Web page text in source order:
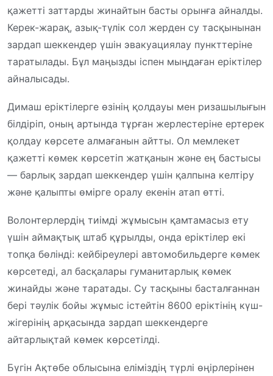
қажетті заттарды жинайтын басты орынға айналды.
Керек-жарақ, азық-түлік сол жерден су тасқынынан
зардап шеккендер үшін эвакуациялау пункттеріне
таратылады. Бұл маңызды іспен мыңдаған еріктілер
айналысады.
Димаш еріктілерге өзінің қолдауы мен ризашылығын
білдіріп, оның артында тұрған жерлестеріне ертерек
қолдау көрсете алмағанын айтты. Ол мемлекет
қажетті көмек көрсетіп жатқанын және ең бастысы
— барлық зардап шеккендер үшін қалпына келтіру
және қалыпты өмірге оралу екенін атап өтті.
Волонтерлердің тиімді жұмысын қамтамасыз ету
үшін аймақтық штаб құрылды, онда еріктілер екі
топқа бөлінді: кейбіреулері автомобильдерге көмек
көрсетеді, ал басқалары гуманитарлық көмек
жинайды және таратады. Су тасқыны басталғаннан
бері тәулік бойы жұмыс істейтін 8600 еріктінің күш-
жігерінің арқасында зардап шеккендерге
айтарлықтай көмек көрсетілді.
Бүгін Ақтөбе облысына еліміздің түрлі өңірлерінен